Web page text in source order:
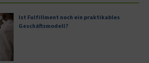
Ist Fulfillment noch ein praktikables
Geschäftsmodell?